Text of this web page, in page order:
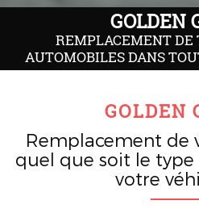
GOLDEN
REMPLACEMENT DE
AUTOMOBILES DANS
GOLDEN
Remplacement de
quel que soit le
votre